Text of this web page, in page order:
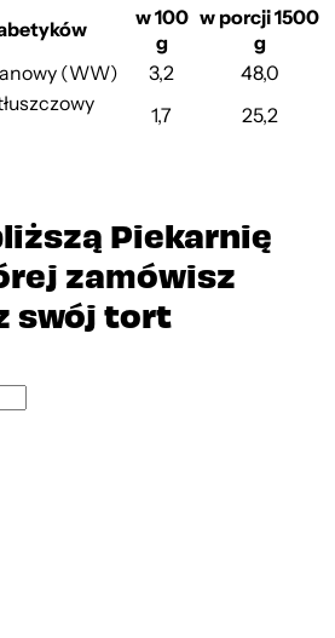
w 100
g
w porcji 1500
g
(WW)
3,2
48,0
1,7 25,2
Piekarnię
zamówisz
swój tort